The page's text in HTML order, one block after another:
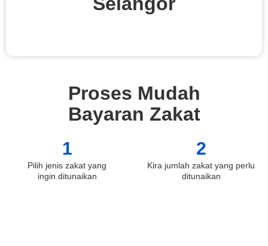
Proses Mudah
Bayaran Zakat
1
Pilih jenis zakat yang
ingin ditunaikan
2
Kira jumlah zakat yang perlu
ditunaikan